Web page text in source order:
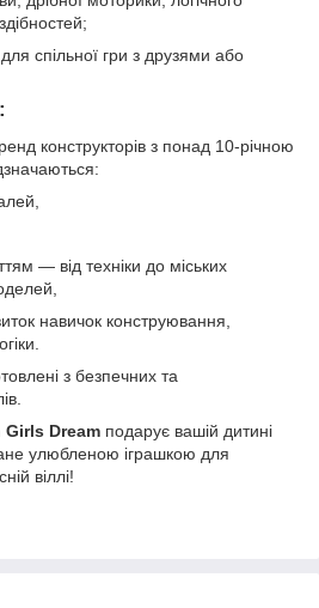
спільної гри з друзями або
конструкторів з понад 10-річною
— від техніки до міських
навичок конструювання,
з безпечних та
Girls Dream подарує вашій дитині
улюбленою іграшкою для
віллі!